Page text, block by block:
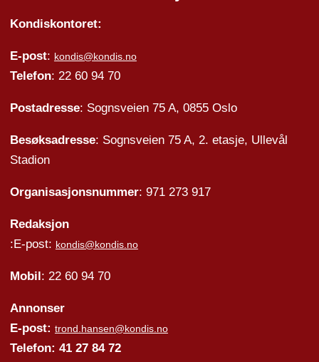
Kondiskontoret:
E-post: kondis@kondis.no
Telefon: 22 60 94 70
Postadresse: Sognsveien 75 A, 0855 Oslo
Besøksadresse: Sognsveien 75 A, 2. etasje, Ullevål
Stadion
Organisasjonsnummer: 971 273 917
Redaksjon
:E-post: kondis@kondis.no
Mobil: 22 60 94 70
Annonser
E-post: trond.hansen@kondis.no
Telefon: 41 27 84 72